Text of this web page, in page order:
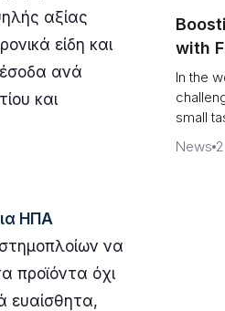
αξίας
είδη και
έσοδα ανά
και
ΗΠΑ
να
προϊόντα όχι
ευαίσθητα,
with
In the
small
News